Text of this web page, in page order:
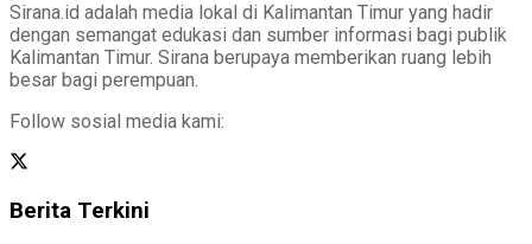
Sirana.id adalah media lokal di Kalimantan Timur yang hadir
dengan semangat edukasi dan sumber informasi bagi publik
Kalimantan Timur. Sirana berupaya memberikan ruang lebih
besar bagi perempuan.
Follow sosial media kami:
Berita Terkini